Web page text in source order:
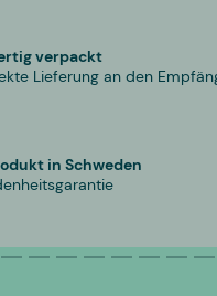
verpackt
Lieferung an den
in Schweden